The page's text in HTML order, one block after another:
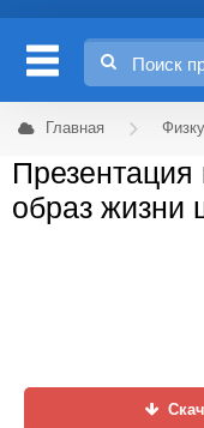
Главная
образ жизни